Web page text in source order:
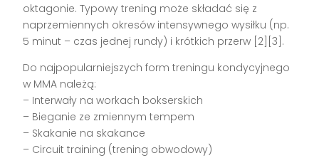
oktagonie. Typowy trening może składać się z
naprzemiennych okresów intensywnego wysiłku (np.
5 minut – czas jednej rundy) i krótkich przerw [2][3].
Do najpopularniejszych form treningu kondycyjnego
w MMA należą:
– Interwały na workach bokserskich
– Bieganie ze zmiennym tempem
– Skakanie na skakance
– Circuit training (trening obwodowy)